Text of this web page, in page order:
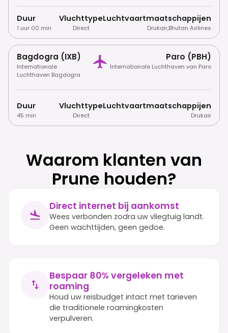
Duur
1 uur 00 min
Vluchttype
Direct
Luchtvaartmaatschappijen
Drukair,Bhutan Airlines
Bagdogra (IXB)
Internationale
Luchthaven Bagdogra
Paro (PBH)
Internationale Luchthaven van Paro
Duur
45 min
Vluchttype
Direct
Luchtvaartmaatschappijen
Drukair
Waarom klanten van
Prune houden?
Direct internet bij aankomst
Wees verbonden zodra uw vliegtuig landt.
Geen wachttijden, geen gedoe.
Bespaar 80% vergeleken met
roaming
Houd uw reisbudget intact met tarieven
die traditionele roamingkosten
verpulveren.